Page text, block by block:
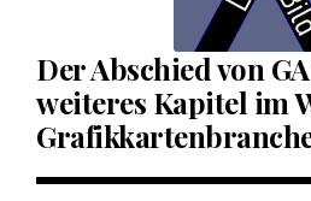
Der Abschied von
weiteres Kapitel im